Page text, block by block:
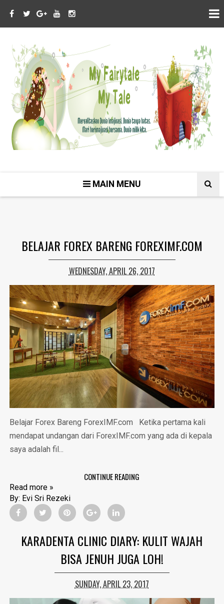
MAIN MENU
BELAJAR FOREX BARENG FOREXIMF.COM
WEDNESDAY, APRIL 26, 2017
Belajar Forex Bareng ForexIMF.com Ketika pertama kali
mendapat undangan dari ForexIMF.com yang ada di kepala
saya adalah fil...
CONTINUE READING
Read more »
By: Evi Sri Rezeki
KARADENTA CLINIC DIARY: KULIT WAJAH
BISA JENUH JUGA LOH!
SUNDAY, APRIL 23, 2017